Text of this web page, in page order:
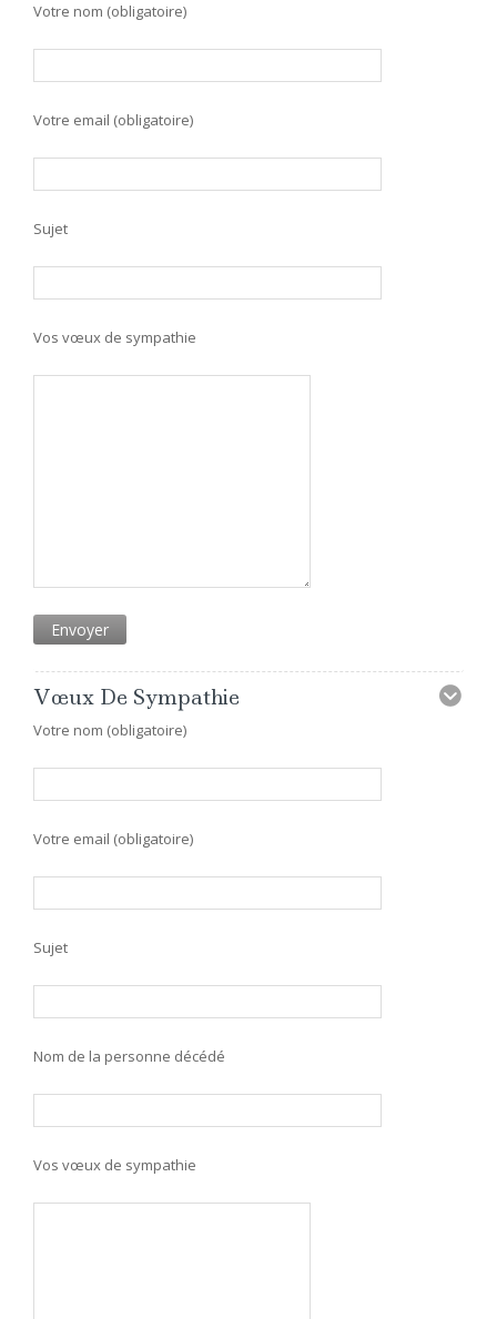
Votre nom (obligatoire)
Votre email (obligatoire)
Sujet
Vos vœux de sympathie
Vœux De Sympathie
Votre nom (obligatoire)
Votre email (obligatoire)
Sujet
Nom de la personne décédé
Vos vœux de sympathie